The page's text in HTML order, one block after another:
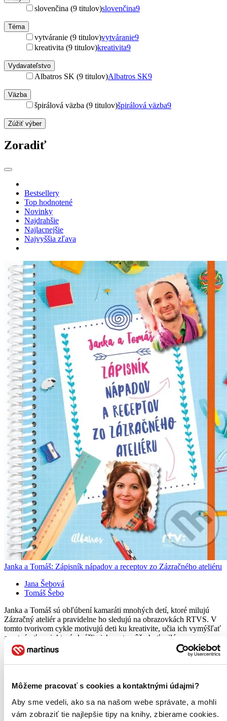
Môžeme pracovať s cookies a kontaktnými údajmi?
Aby sme vedeli, ako sa na našom webe správate, a mohli
vám zobraziť tie najlepšie tipy na knihy, zbierame cookies.
slovenčina (9 titulov)slovenčina9
Téma
vytváranie (9 titulov)vytváranie9
kreativita (9 titulov)kreativita9
Vydavateľstvo
Albatros SK (9 titulov)Albatros SK9
Väzba
špirálová väzba (9 titulov)špirálová väzba9
Zúžiť výber
Zoradiť
Bestsellery
Top hodnotené
Novinky
Najdrahšie
Najlacnejšie
Najvyššia zľava
Janka a Tomáš: Zápisník nápadov a receptov zo Zázračného ateliéru
Jana Šebová
Tomáš Šebo
Janka a Tomáš sú obľúbení kamaráti mnohých detí, ktoré milujú
Zázračný ateliér a pravidelne ho sledujú na obrazovkách RTVS. V
tomto tvorivom cykle motivujú deti ku kreativite, učia ich vymýšľať
a vytvárať veci, ktoré skrášlia ich svet, môžu byť milým...
Knihašpirálová väzba
9,90 €
Tento produkt momentálne nemáme na sklade, ale zvyčajne
vám ho vieme zabezpečiť a odoslať do 13 – 18 dní. A
posnažíme sa aj trochu rýchlejšie!
Pridať do zoznamu